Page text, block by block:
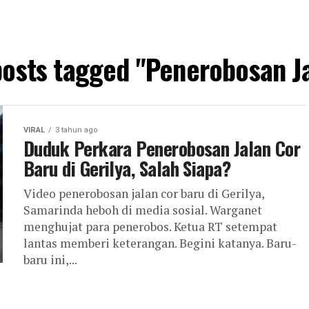
tagged "Penerobosan
VIRAL 3 tahun ago
Duduk Perkara Penerobosan Jalan Cor
Baru di Gerilya, Salah Siapa?
Video penerobosan jalan cor baru di Gerilya,
Samarinda heboh di media sosial. Warganet
menghujat para penerobos. Ketua RT setempat
lantas memberi keterangan. Begini katanya. Baru-
baru ini,...